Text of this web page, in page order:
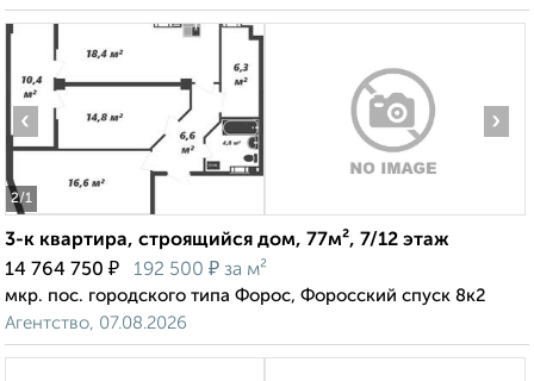
2/1
‹ ›
3-к квартира, строящийся дом, 77м², 7/12 этаж
14 764 750 ₽ 192 500 ₽ за м²
мкр. пос. городского типа Форос, Форосский спуск 8к2
Агентство, 07.08.2026